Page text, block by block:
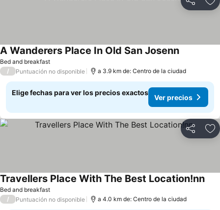
Compartir
Bed and breakfast
A Wanderers Place In Old San Josenn
/ Puntuación no disponible a 3.9 km de: Centro de la ciudad
Elige fechas para ver los precios exactos
Ver precios
Compartir
Bed and breakfast
Travellers Place With The Best Location!nn
/ Puntuación no disponible a 4.0 km de: Centro de la ciudad